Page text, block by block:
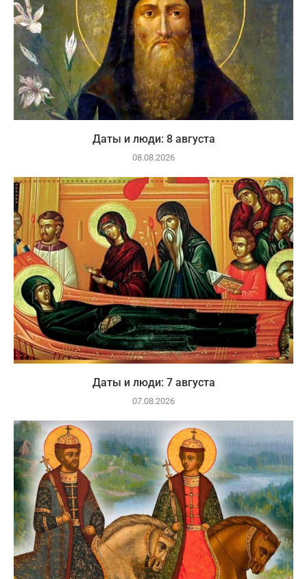
Даты и люди: 8 августа
08.08.2026
Даты и люди: 7 августа
07.08.2026